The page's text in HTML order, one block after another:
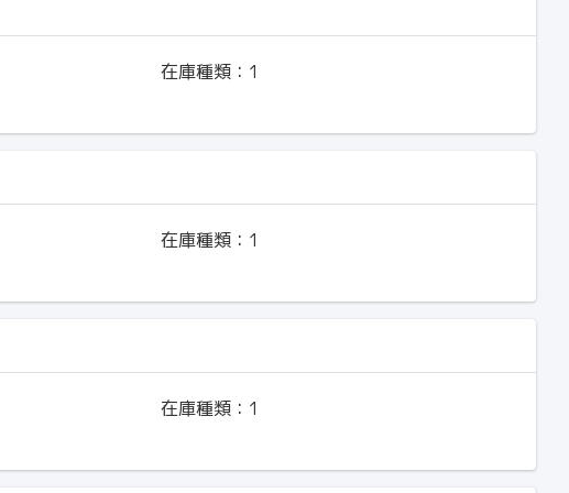
在庫種類： 1
在庫種類： 1
在庫種類： 1